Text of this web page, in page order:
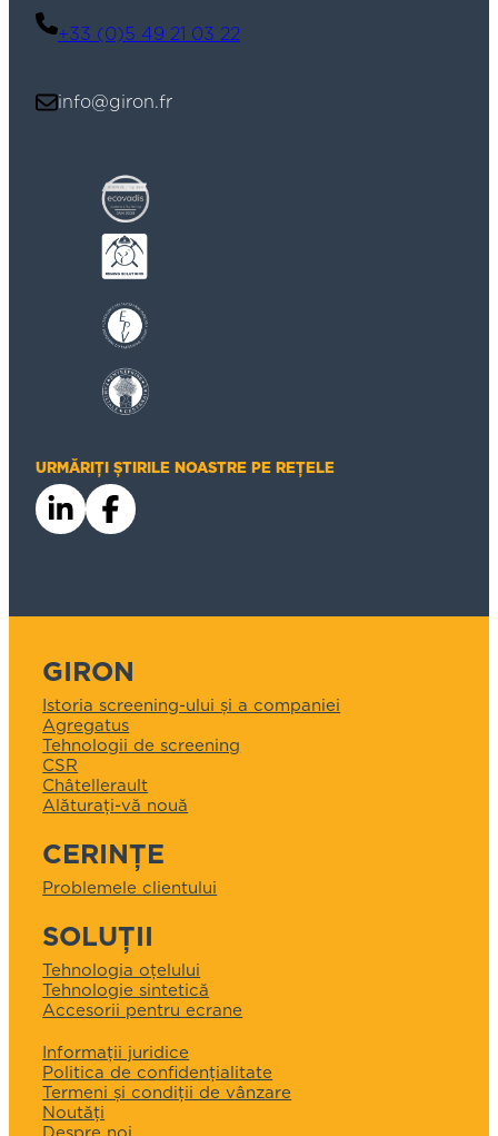
+33 (0)5 49 21 03 22
info@giron.fr
URMĂRIȚI ȘTIRILE NOASTRE PE REȚELE
GIRON
Istoria screening-ului și a companiei
Agregatus
Tehnologii de screening
CSR
Châtellerault
Alăturați-vă nouă
CERINȚE
Problemele clientului
SOLUȚII
Tehnologia oțelului
Tehnologie sintetică
Accesorii pentru ecrane
Informații juridice
Politica de confidențialitate
Termeni și condiții de vânzare
Noutăți